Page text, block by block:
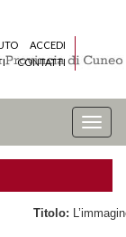
ACCEDI
CONTATTI
Toggle
Titolo: